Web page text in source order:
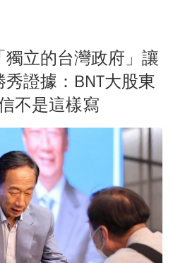
立的台灣政府」讓
秀證據：BNT大股東
不是這樣寫